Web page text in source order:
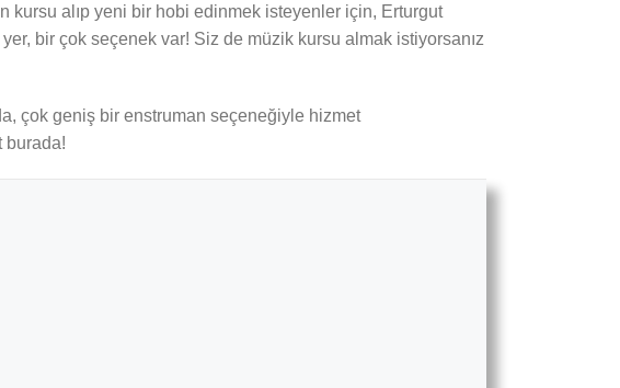
kursu alıp yeni bir hobi edinmek isteyenler için, Erturgut
bir çok seçenek var! Siz de müzik kursu almak istiyorsanız
çok geniş bir enstruman seçeneğiyle hizmet
burada!